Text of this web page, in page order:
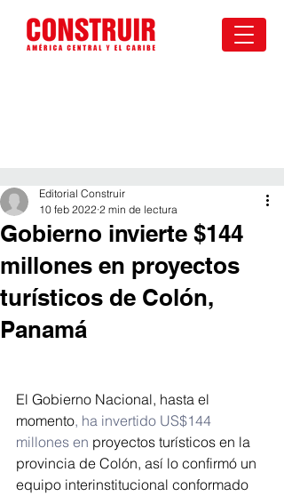
Gobierno invierte $144
millones en proyectos
turísticos de Colón,
Panamá
Editorial Construir
10 feb 2022 2 min de lectura
El Gobierno Nacional, hasta el
momento, ha invertido US$144
millones en proyectos turísticos en la
provincia de Colón, así lo confirmó un
equipo interinstitucional conformado